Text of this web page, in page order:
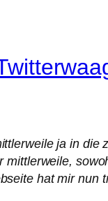
ja in
hat mir nun